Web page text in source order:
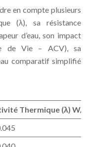
en compte plusieurs
(λ), sa résistance
d’eau, son impact
de Vie – ACV), sa
comparatif simplifié
Thermique (λ) W/